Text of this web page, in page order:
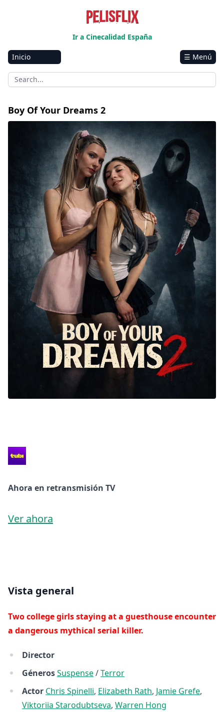
Ir a Cinecalidad España
Inicio
Amazon
Netflix
Disney+
Vix+Original
Apple tv+
DC
Peacock
☰ Menú
Boy Of Your Dreams 2
Ahora en retransmisión TV
Ver ahora
Vista general
Two college girls staying at a guesthouse encounter
a dangerous mythical serial killer.
Director
GénerosSuspense/Terror
Actor Chris Spinelli, Elizabeth Rath, Jamie Grefe,
Viktoriia Starodubtseva, Warren Hong